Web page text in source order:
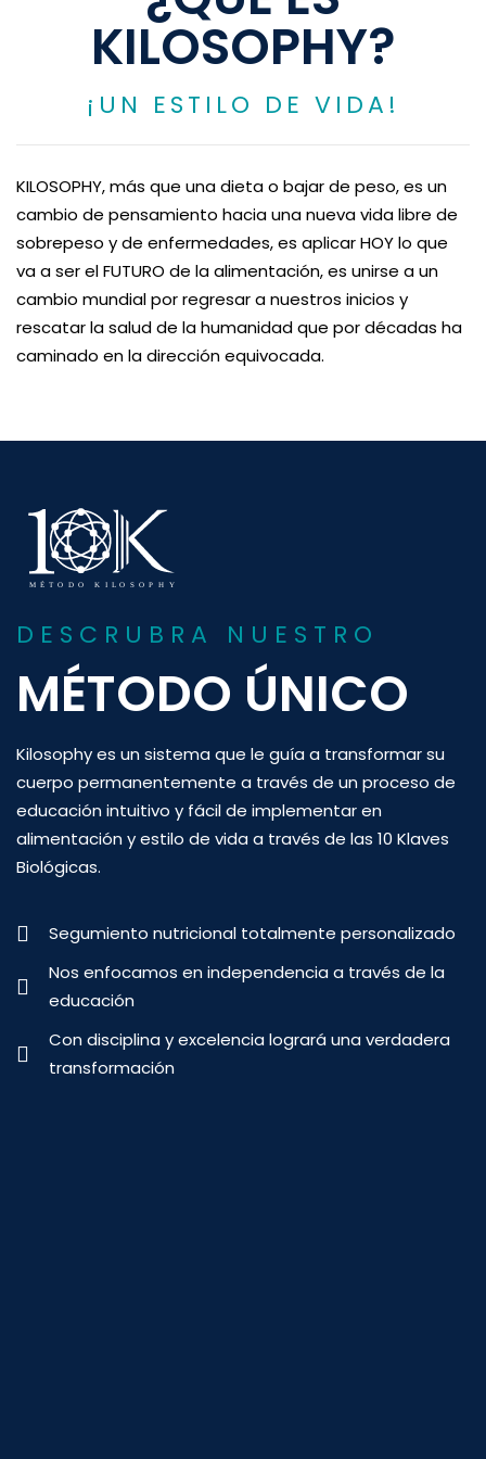
KILOSOPHY?
¡UN ESTILO DE VIDA!
KILOSOPHY, más que una dieta o bajar de peso, es un
cambio de pensamiento hacia una nueva vida libre de
sobrepeso y de enfermedades, es aplicar HOY lo que
va a ser el FUTURO de la alimentación, es unirse a un
cambio mundial por regresar a nuestros inicios y
rescatar la salud de la humanidad que por décadas ha
caminado en la dirección equivocada.
MÉ T ODO KI L OSOPH Y
DESCRUBRA NUESTRO
MÉTODO ÚNICO
Kilosophy es un sistema que le guía a transformar su
cuerpo permanentemente a través de un proceso de
educación intuitivo y fácil de implementar en
alimentación y estilo de vida a través de las 10 Klaves
Biológicas.
Segumiento nutricional totalmente personalizado
Nos enfocamos en independencia a través de la
educación
Con disciplina y excelencia logrará una verdadera
transformación